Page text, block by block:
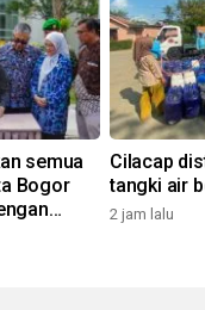
semua
Bogor
Cilacap
tangki air
2 jam lalu